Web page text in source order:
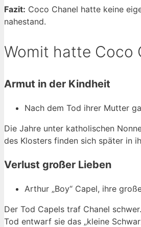
Fazit: Coco Chanel hatte keine
nahestand.
Womit hatte Coco
Armut in der Kindheit
Nach dem Tod ihrer Mutter
Die Jahre unter katholischen
des Klosters finden sich später in
Verlust großer Lieben
Arthur „Boy“ Capel, ihre
Der Tod Capels traf Chanel
Tod entwarf sie das „kleine